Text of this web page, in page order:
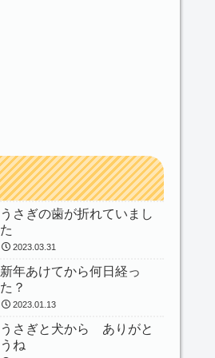
うさぎの歯が折れていまし
た
2023.03.31
新年あけてから何日経っ
た？
2023.01.13
うさぎと犬から ありがと
うね